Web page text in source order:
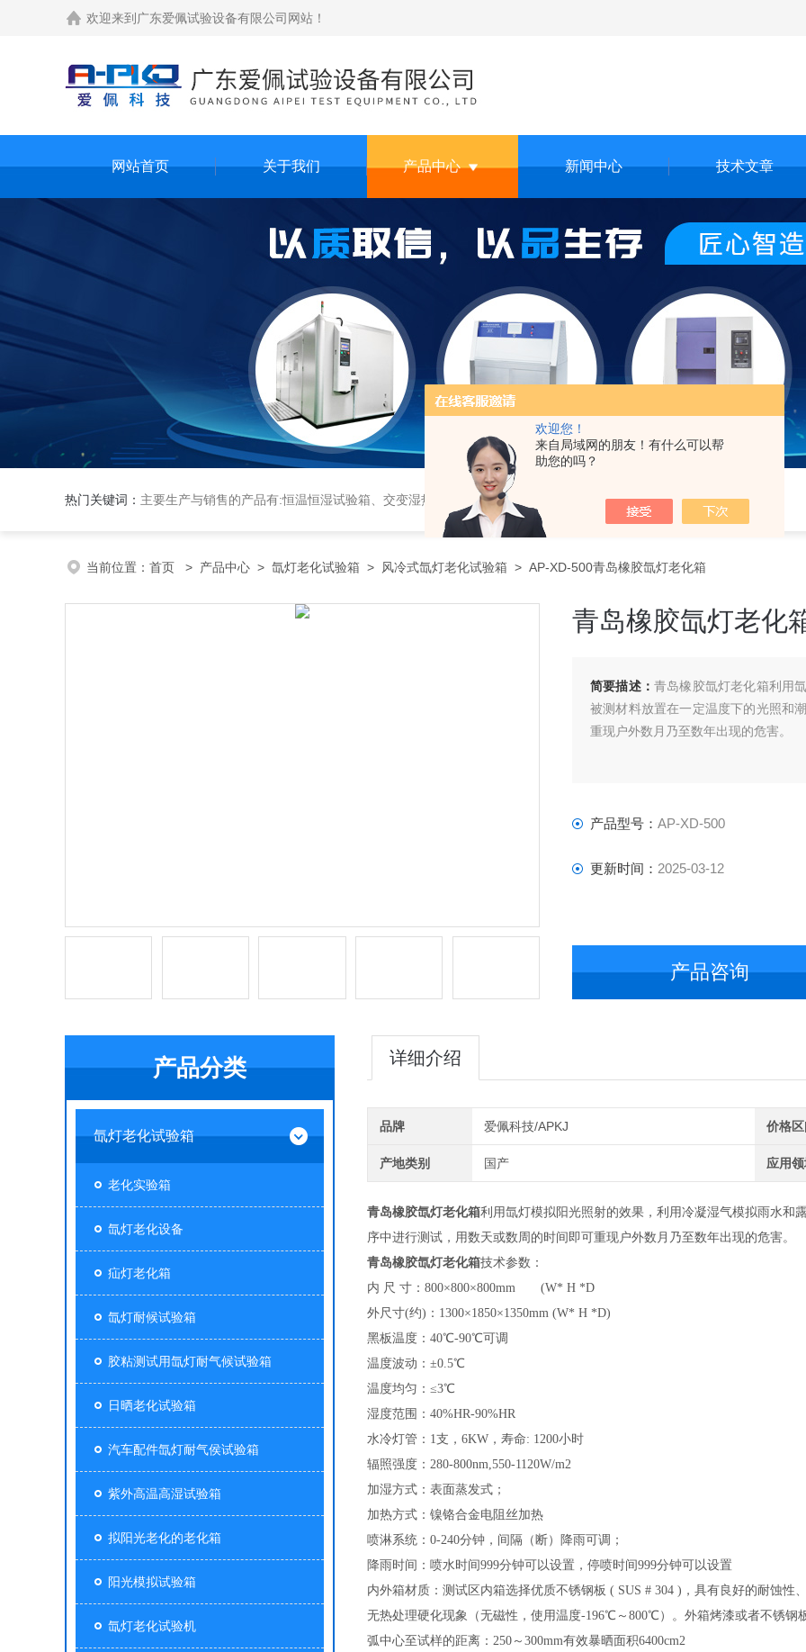
欢迎您！
来自局域网的朋友！有什么可以帮
助您的吗？
欢迎来到 广东爱佩试验设备有限公司网站 ！
网站首页 关于我们 产品中心 新闻中心 技术文章
热门关键词： 主要生产与销售的产品有:恒温恒湿试验箱、交变湿热试验箱、高低温交变试验箱、冷热冲击实验箱、紫外光试验箱、氙灯老化箱、恒温恒湿实验室、沙尘试验箱、淋雨试验箱、盐水喷雾试验箱、各种振动试验台、拉力试验机、蒸汽老化试验机、跌落试验机、插拔力试验机、按健寿命试验机、纸带耐磨擦试验机、工业烘烤箱
当前位置： 首页 > 产品中心 > 氙灯老化试验箱 > 风冷式氙灯老化试验箱 > AP-XD-500青岛橡胶氙灯老化箱
青岛橡胶氙灯老化
简要描述： 青岛橡胶氙灯老化箱利用
被测材料放置在一定温度下的光照和
重现户外数月乃至数年出现的危害。
产品型号： AP-XD-500
更新时间： 2025-03-12
产品咨询
产品分类
氙灯老化试验箱
老化实验箱
氙灯老化设备
疝灯老化箱
氙灯耐候试验箱
胶粘测试用氙灯耐气候试验箱
日晒老化试验箱
汽车配件氙灯耐气侯试验箱
紫外高温高湿试验箱
拟阳光老化的老化箱
阳光模拟试验箱
氙灯老化试验机
详细介绍
品牌 爱佩科技/APKJ 价格区
产地类别 国产 应用
青岛橡胶氙灯老化箱利用氙灯模拟阳光照射的效果，利用冷凝湿气模拟雨水和
序中进行测试，用数天或数周的时间即可重现户外数月乃至数年出现的危害。
青岛橡胶氙灯老化箱技术参数：
内 尺 寸：800×800×800mm (W* H *D
外尺寸(约)：1300×1850×1350mm (W* H *D)
黑板温度：40℃-90℃可调
温度波动：±0.5℃
温度均匀：≤3℃
湿度范围：40%HR-90%HR
水冷灯管：1支，6KW，寿命: 1200小时
辐照强度：280-800nm,550-1120W/m2
加湿方式：表面蒸发式；
加热方式：镍铬合金电阻丝加热
喷淋系统：0-240分钟，间隔（断）降雨可调；
降雨时间：喷水时间999分钟可以设置，停喷时间999分钟可以设置
内外箱材质：测试区内箱选择优质不锈钢板 ( SUS # 304 )，具有良好的耐蚀性
无热处理硬化现象（无磁性，使用温度-196℃～800℃）。外箱烤漆或者不锈钢
弧中心至试样的距离：250～300mm有效暴晒面积6400cm2